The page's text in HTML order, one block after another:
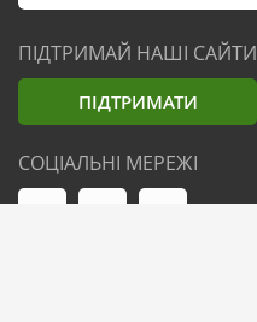
ПІДТРИМАЙ НАШІ САЙТИ
ПІДТРИМАТИ
СОЦІАЛЬНІ МЕРЕЖІ